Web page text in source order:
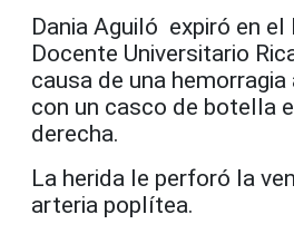
Dania Aguiló expiró en el
Docente Universitario
causa de una
con un casco de botella
derecha.
La herida le perforó la
arteria poplítea.